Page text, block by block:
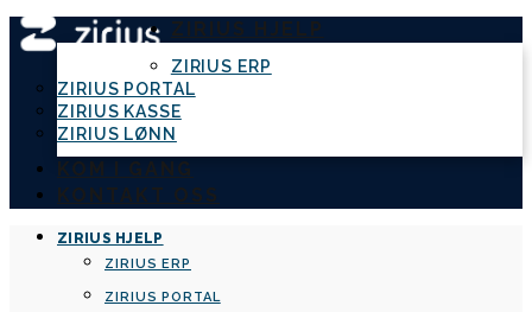
ZIRIUS HJELP
ZIRIUS ERP
ZIRIUS PORTAL
ZIRIUS KASSE
ZIRIUS LØNN
KOM I GANG
KONTAKT OSS
ZIRIUS HJELP
ZIRIUS ERP
ZIRIUS PORTAL